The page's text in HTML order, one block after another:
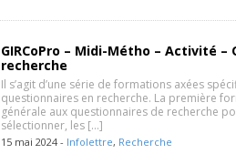
GIRCoPro – Midi-Métho – Activité
recherche
Il s’agit d’une série de formations axées
questionnaires en recherche. La première
générale aux questionnaires de recherche
sélectionner, les […]
15 mai 2024 - Infolettre, Recherche